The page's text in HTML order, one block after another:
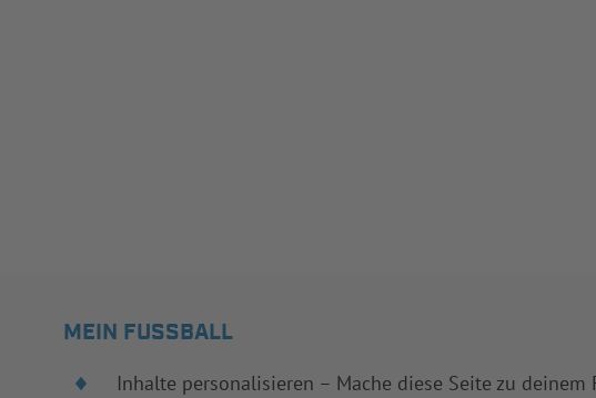
MEIN FUSSBALL
Inhalte personalisieren – Mache diese Seite zu deinem